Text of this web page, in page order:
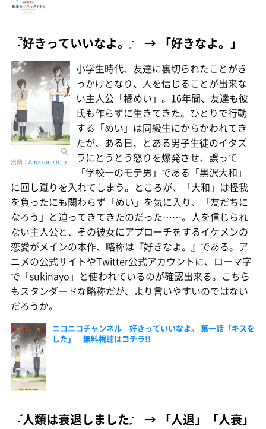
『好きっていいなよ。』 → 「好きなよ。」
出典： Amazon.co.jp
小学生時代、友達に裏切られたことがき
っかけとなり、人を信じることが出来な
い主人公「橘めい」。16年間、友達も彼
氏も作らずに生きてきた。ひとりで行動
する「めい」は同級生にからかわれてき
たが、ある日、とある男子生徒のイタズ
ラにとうとう怒りを爆発させ、誤って
「学校一のモテ男」である「黒沢大和」
に回し蹴りを入れてしまう。ところが、「大和」は怪我
を負ったにも関わらず「めい」を気に入り、「友だちに
なろう」と迫ってきてきたのだった……。人を信じられ
ない主人公と、その彼女にアプローチをするイケメンの
恋愛がメインの本作、略称は『好きなよ。』である。ア
ニメの公式サイトやTwitter公式アカウントに、ローマ字
で「sukinayo」と使われているのが確認出来る。こちら
もスタンダードな略称だが、より言いやすいのではない
だろうか。
ニコニコチャンネル 好きっていいなよ。 第一話「キスを
した」 無料視聴はコチラ!!
『人類は衰退しました』 → 「人退」「人衰」